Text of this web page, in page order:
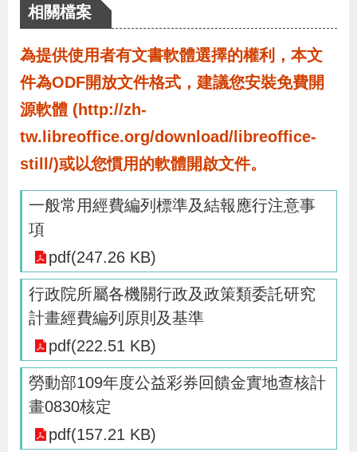
覽
箱
服
訊
s
h
權
及
訊
安
全
策
政
相關檔案
為提供使用者有文書軟體選擇的權利，本文
件為ODF開放文件格式，建議您安裝免費開
源軟體 (http://zh-
tw.libreoffice.org/download/libreoffice-
still/)或以您慣用的軟體開啟文件。
一般常用經費編列標準及結報應行注意事
項
pdf(247.26 KB)
行政院所屬各機關行政及政策類委託研究
計畫經費編列原則及基準
pdf(222.51 KB)
勞動部109年度公益彩券回饋金實地查核計
畫0830核定
pdf(157.21 KB)